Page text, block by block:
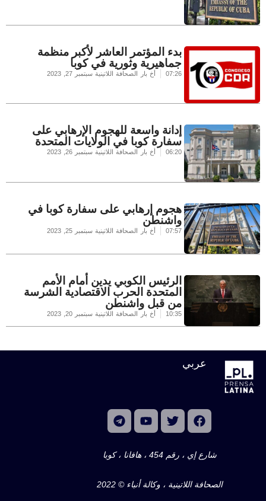
بدء المؤتمر العاشر لأكبر منظمة
جماهيرية وثورية في كوبا
07:26 أخ بار الصحافة اللاتينية سبتمبر 27, 2023
إدانة واسعة للهجوم الإرهابي على
سفارة كوبا في الولايات المتحدة
06:20 أخ بار الصحافة اللاتينية سبتمبر 26, 2023
هجوم إرهابي على سفارة كوبا في
واشنطن
07:57 أخ بار الصحافة اللاتينية سبتمبر 25, 2023
الرئيس الكوبي يدين أمام الأمم
المتحدة الحرب الاقتصادية الشرسة
من قبل واشنطن
10:35 أخ بار الصحافة اللاتينية سبتمبر 20, 2023
عربي
شارع إي ، رقم 454 ، هافانا ، كوبا
الصحافة اللاتينية ، وكالة أنباء © 2022